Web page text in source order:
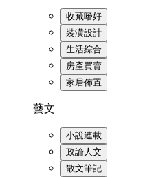
收藏嗜好
裝潢設計
生活綜合
房產買賣
家居佈置
藝文
小說連載
政論人文
散文筆記